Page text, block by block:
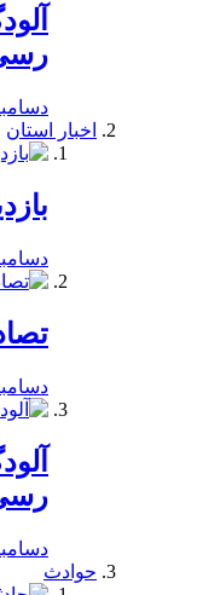
دسامبر 24,
اخبار استان
دسامبر 24,
دسامبر 24,
دسامبر 24,
حوادث